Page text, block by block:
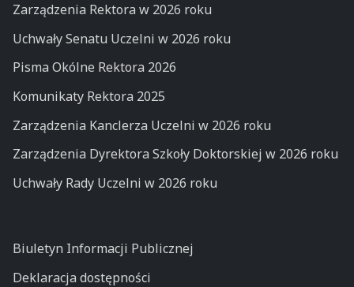
Zarządzenia Rektora w 2026 roku
Uchwały Senatu Uczelni w 2026 roku
Pisma Okólne Rektora 2026
Komunikaty Rektora 2025
Zarządzenia Kanclerza Uczelni w 2026 roku
Zarządzenia Dyrektora Szkoły Doktorskiej w 2026 roku
Uchwały Rady Uczelni w 2026 roku
Biuletyn Informacji Publicznej
Deklaracja dostępności